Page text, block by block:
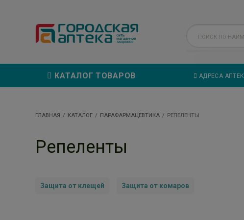
АДРЕСА АПТЕК
КАТАЛОГ ТОВАРОВ
ГЛАВНАЯ КАТАЛОГ ПАРАФАРМАЦЕВТИКА РЕПЕЛЕНТЫ
Репеленты
Защита от клещей Защита от комаров